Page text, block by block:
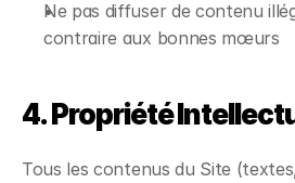
Ne pas diffuser de contenu
contraire aux bonnes mœurs
4. Propriété
Tous les contenus du Site